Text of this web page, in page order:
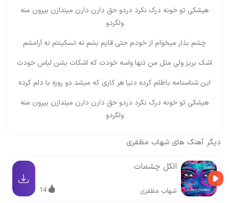
هیشکی تو خونه درک نکرد دردو حق دارن دارن میندازن بیرون منه
ولگردو
چشم بذار میخوام از خودم حتی قایم بشم نه تسکینتم نه آرامشم
اشک بریز ولی مثل من تنها واسه خودت که اشکات بشن لباس خودت
این شناسنامه باطلم کرده دنیا هر کاری که میشد دو روزه با دلم کرده
هیشکی تو خونه درک نکرد دردو حق دارن دارن میندازن بیرون منه
ولگردو
دیگر آهنگ های شهاب مظفری
الکل چشمات
شهاب مظفری 14